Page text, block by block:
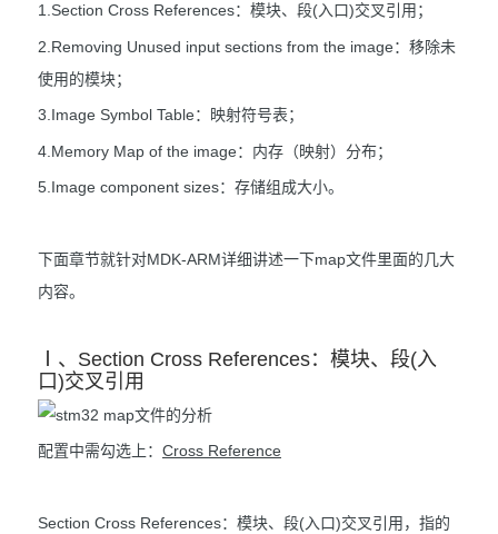
1.Section Cross References：模块、段(入口)交叉引用；
2.Removing Unused input sections from the image：移除未
使用的模块；
3.Image Symbol Table：映射符号表；
4.Memory Map of the image：内存（映射）分布；
5.Image component sizes：存储组成大小。
下面章节就针对MDK-ARM详细讲述一下map文件里面的几大
内容。
Ⅰ、Section Cross References：模块、段(入
口)交叉引用
配置中需勾选上： Cross Reference
Section Cross References：模块、段(入口)交叉引用，指的